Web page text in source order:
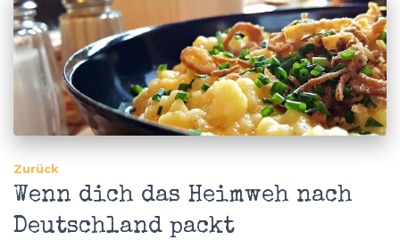
Zurück
Wenn dich das Heimweh nach
Deutschland packt